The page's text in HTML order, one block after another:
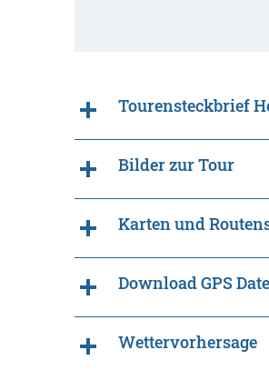
Tourensteckbrief
Bilder zur Tour
Karten und
Download GPS
Wettervorhersage